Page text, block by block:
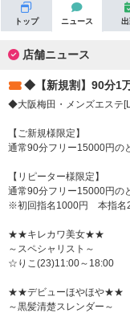
トップ ニュース
店舗ニュース
◆【新規割】90分1
◆大阪梅田・メンズエステ
【ご新規様限定】
通常90分フリー15000円の
【リピーター様限定】
通常90分フリー15000円の
※初回指名1000円 本指名
★★キレカワ美女★★
～スペシャリスト～
☆りこ(23)11:00～18:00
★★デビューほやほや★★
～黒髪清楚スレンダー～